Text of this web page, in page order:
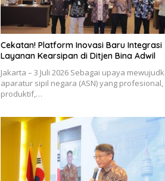
Cekatan! Platform Inovasi Baru Integrasi
Layanan Kearsipan di Ditjen Bina Adwil
Jakarta – 3 Juli 2026 Sebagai upaya
aparatur sipil negara (ASN) yang profesional,
produktif,…